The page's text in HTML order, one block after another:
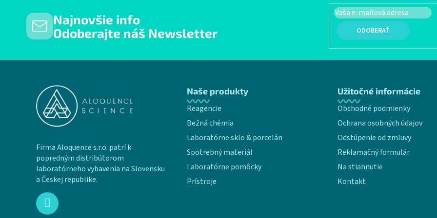
Najnovšie info
Odoberajte náš Newsletter
PRIHLÁSIŤ SA
Firma Aloquence s.r.o. patrí k
popredným distribútorom
laboratórneho vybavenia na Slovensku
a Českej republike.
Naše produkty
Reagencie
Bežná chémia
Laboratórne sklo & porcelán
Spotrebný materiál
Laboratórne pomôcky
Prístroje
Užitočné informácie
Obchodné podmienky
Ochrana osobných údajov
Odstúpenie od zmluvy
Reklamačný formulár
Na stiahnutie
Kontakt